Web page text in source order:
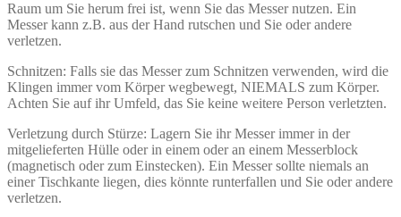
Raum um Sie herum frei ist, wenn Sie das Messer nutzen. Ein
Messer kann z.B. aus der Hand rutschen und Sie oder andere
verletzen.
Schnitzen: Falls sie das Messer zum Schnitzen verwenden, wird die
Klingen immer vom Körper wegbewegt, NIEMALS zum Körper.
Achten Sie auf ihr Umfeld, das Sie keine weitere Person verletzten.
Verletzung durch Stürze: Lagern Sie ihr Messer immer in der
mitgelieferten Hülle oder in einem oder an einem Messerblock
(magnetisch oder zum Einstecken). Ein Messer sollte niemals an
einer Tischkante liegen, dies könnte runterfallen und Sie oder andere
verletzen.